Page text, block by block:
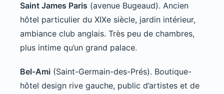
Saint James Paris (avenue Bugeaud). Ancien
hôtel particulier du XIXe siècle, jardin intérieur,
ambiance club anglais. Très peu de chambres,
plus intime qu’un grand palace.
Bel-Ami (Saint-Germain-des-Prés). Boutique-
hôtel design rive gauche, public d’artistes et de